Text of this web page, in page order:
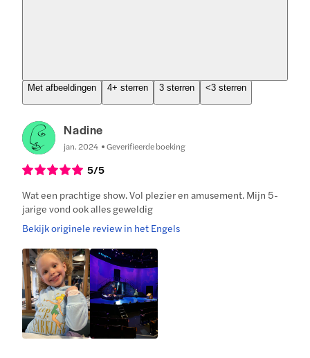
Met afbeeldingen 4+ sterren 3 sterren <3 sterren
Nadine
jan. 2024 Geverifieerde boeking
5/5
Wat een prachtige show. Vol plezier en amusement. Mijn 5-
jarige vond ook alles geweldig
Bekijk originele review in het Engels